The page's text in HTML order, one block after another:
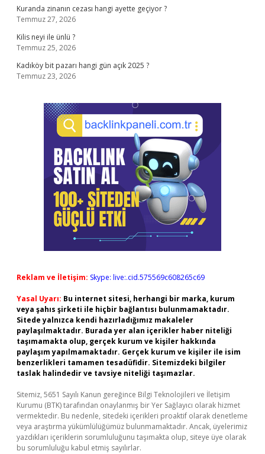
Kuranda zinanın cezası hangi ayette geçiyor ?
Temmuz 27, 2026
Kilis neyi ile ünlü ?
Temmuz 25, 2026
Kadıköy bit pazarı hangi gün açık 2025 ?
Temmuz 23, 2026
Reklam ve İletişim: Skype: live:.cid.575569c608265c69
Yasal Uyarı: Bu internet sitesi, herhangi bir marka, kurum
veya şahıs şirketi ile hiçbir bağlantısı bulunmamaktadır.
Sitede yalnızca kendi hazırladığımız makaleler
paylaşılmaktadır. Burada yer alan içerikler haber niteliği
taşımamakta olup, gerçek kurum ve kişiler hakkında
paylaşım yapılmamaktadır. Gerçek kurum ve kişiler ile isim
benzerlikleri tamamen tesadüfidir. Sitemizdeki bilgiler
taslak halindedir ve tavsiye niteliği taşımazlar.
Sitemiz, 5651 Sayılı Kanun gereğince Bilgi Teknolojileri ve İletişim
Kurumu (BTK) tarafından onaylanmış bir Yer Sağlayıcı olarak hizmet
vermektedir. Bu nedenle, sitedeki içerikleri proaktif olarak denetleme
veya araştırma yükümlülüğümüz bulunmamaktadır. Ancak, üyelerimiz
yazdıkları içeriklerin sorumluluğunu taşımakta olup, siteye üye olarak
bu sorumluluğu kabul etmiş sayılırlar.